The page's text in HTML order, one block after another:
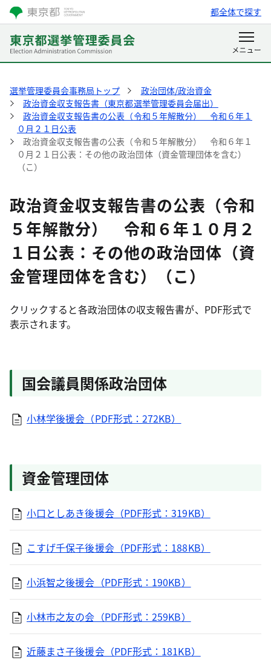
都全体で探す
選挙管理委員会事務局トップ
政治団体/政治資金
政治資金収支報告書（東京都選挙管理委員会届出）
政治資金収支報告書の公表（令和５年解散分） 令和６年１
０月２１日公表
政治資金収支報告書の公表（令和５年解散分） 令和６年１
０月２１日公表：その他の政治団体（資金管理団体を含む）
（こ）
政治資金収支報告書の公表（令和
５年解散分） 令和６年１０月２
１日公表：その他の政治団体（資
金管理団体を含む）（こ）
クリックすると各政治団体の収支報告書が、PDF形式で
表示されます。
国会議員関係政治団体
小林学後援会（PDF形式：272KB）
資金管理団体
小口としあき後援会（PDF形式：319KB）
こすげ千保子後援会（PDF形式：188KB）
小浜智之後援会（PDF形式：190KB）
小林市之友の会（PDF形式：259KB）
近藤まさ子後援会（PDF形式：181KB）